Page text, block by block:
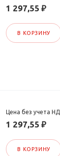
1 297,55 ₽
В КОРЗИНУ
Цена без учета
1 297,55 ₽
В КОРЗИНУ